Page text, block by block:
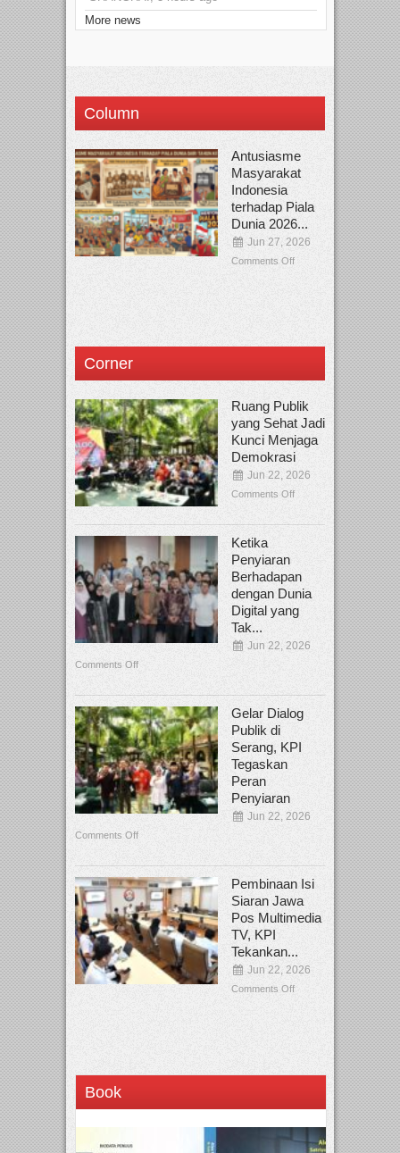
More news
Column
Antusiasme
Masyarakat
Indonesia
terhadap Piala
Dunia 2026...
Jun 27, 2026
Comments Off
Corner
Ruang Publik
yang Sehat Jadi
Kunci Menjaga
Demokrasi
Jun 22, 2026
Comments Off
Ketika
Penyiaran
Berhadapan
dengan Dunia
Digital yang
Tak...
Jun 22, 2026
Comments Off
Gelar Dialog
Publik di
Serang, KPI
Tegaskan
Peran
Penyiaran
Jun 22, 2026
Comments Off
Pembinaan Isi
Siaran Jawa
Pos Multimedia
TV, KPI
Tekankan...
Jun 22, 2026
Comments Off
Book